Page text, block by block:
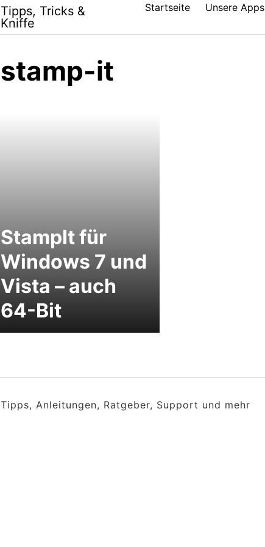
Tipps, Tricks &
Kniffe
Startseite Unsere Apps
stamp-it
StampIt für
Windows 7 und
Vista – auch
64-Bit
Tipps, Anleitungen, Ratgeber, Support und mehr